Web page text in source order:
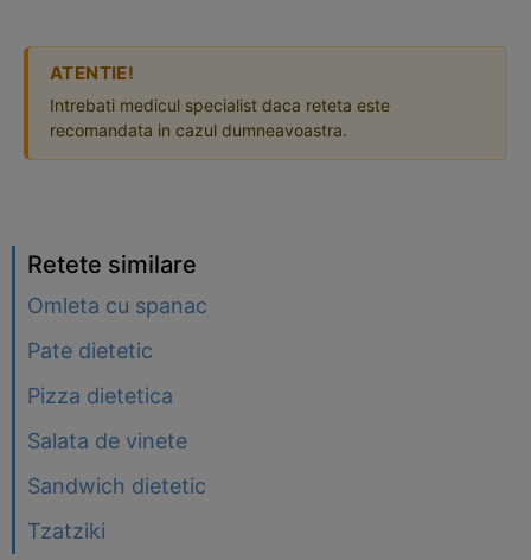
ATENTIE!
Intrebati medicul specialist daca reteta este
recomandata in cazul dumneavoastra.
Retete similare
Omleta cu spanac
Pate dietetic
Pizza dietetica
Salata de vinete
Sandwich dietetic
Tzatziki